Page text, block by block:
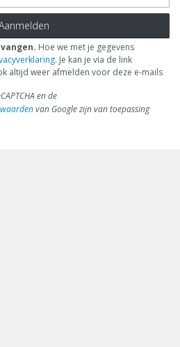
Hoe we met je gegevens
. Je kan je via de link
altijd weer afmelden voor deze e-mails
en de
van Google zijn van toepassing